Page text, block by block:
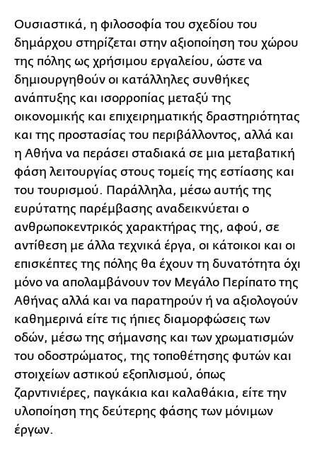
Ουσιαστικά, η φιλοσοφία του σχεδίου του
δημάρχου στηρίζεται στην αξιοποίηση του χώρου
της πόλης ως χρήσιμου εργαλείου, ώστε να
δημιουργηθούν οι κατάλληλες συνθήκες
ανάπτυξης και ισορροπίας μεταξύ της
οικονομικής και επιχειρηματικής δραστηριότητας
και της προστασίας του περιβάλλοντος, αλλά και
η Αθήνα να περάσει σταδιακά σε μια μεταβατική
φάση λειτουργίας στους τομείς της εστίασης και
του τουρισμού. Παράλληλα, μέσω αυτής της
ευρύτατης παρέμβασης αναδεικνύεται ο
ανθρωποκεντρικός χαρακτήρας της, αφού, σε
αντίθεση με άλλα τεχνικά έργα, οι κάτοικοι και οι
επισκέπτες της πόλης θα έχουν τη δυνατότητα όχι
μόνο να απολαμβάνουν τον Μεγάλο Περίπατο της
Αθήνας αλλά και να παρατηρούν ή να αξιολογούν
καθημερινά είτε τις ήπιες διαμορφώσεις των
οδών, μέσω της σήμανσης και των χρωματισμών
του οδοστρώματος, της τοποθέτησης φυτών και
στοιχείων αστικού εξοπλισμού, όπως
ζαρντινιέρες, παγκάκια και καλαθάκια, είτε την
υλοποίηση της δεύτερης φάσης των μόνιμων
έργων.